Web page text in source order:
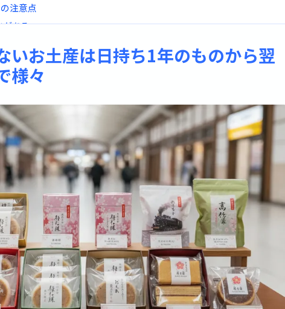
注意点
がある
い日持ちするお土産で喜ばれよう
いお土産は日持ち1年のものから翌
様々